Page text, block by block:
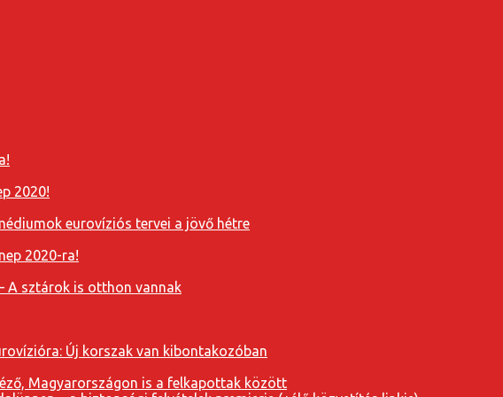
2020!
eurovíziós tervei a jövő hétre
2020-ra!
A sztárok is otthon vannak
Új korszak van kibontakozóban
Magyarországon is a felkapottak között